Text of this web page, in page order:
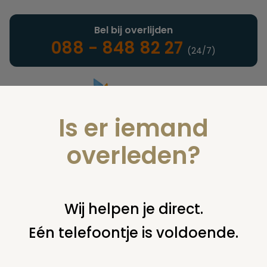
Landelijke uitvaartonderneming
Bel bij overlijden
088 - 848 82 27 (24/7)
U bent hier: home notarieel maken testament, codicil,
erfenis en bijstand
Is er iemand
overleden?
Wij helpen je direct.
Eén telefoontje is voldoende.